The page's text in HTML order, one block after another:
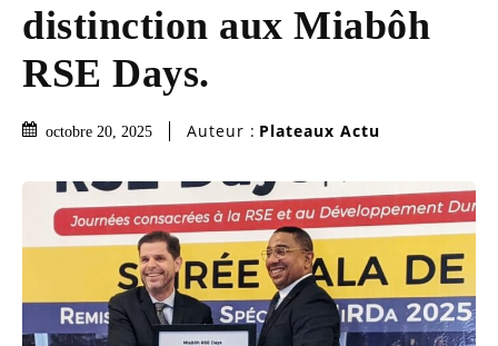
distinction aux Miabôh
RSE Days.
octobre 20, 2025 Auteur : Plateaux Actu